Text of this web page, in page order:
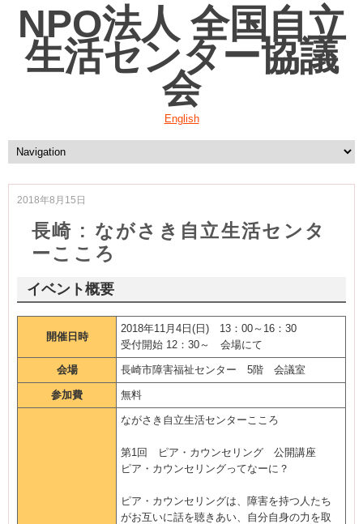
NPO法人 全国自立
生活センター協議
会
English
2018年8月15日
長崎 : ながさき自立生活センタ
ーこころ
イベント概要
開催日時
2018年11月4日(日) 13：00～16：30
受付開始 12：30～ 会場にて
会場 長崎市障害福祉センター 5階 会議室
参加費 無料
ながさき自立生活センターこころ
第1回 ピア・カウンセリング 公開講座
ピア・カウンセリングってなーに？
ピア・カウンセリングは、障害を持つ人たち
がお互いに話を聴きあい、自分自身の力を取